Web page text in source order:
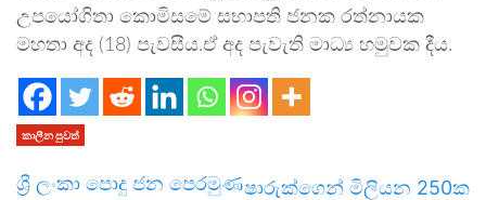
උපයෝගිතා කොමිසමේ සභාපති ජනක රත්නායක
මහතා අද (18) පැවසීය.ඒ අද පැවැති මාධ්‍ය හමුවක දීය.
කාලීන පුවත්
ශ්‍රී ලංකා පොදු ජන පෙරමුණෂාරුක්ගෙන් මිලියන 250ක